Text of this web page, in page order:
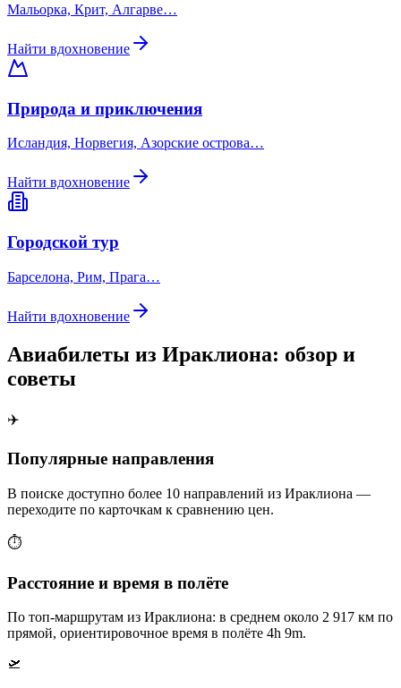
Мальорка, Крит, Алгарве…
Найти вдохновение
Природа и приключения
Исландия, Норвегия, Азорские острова…
Найти вдохновение
Городской тур
Барселона, Рим, Прага…
Найти вдохновение
Авиабилеты из Ираклиона: обзор и
советы
✈️
Популярные направления
В поиске доступно более 10 направлений из Ираклиона —
переходите по карточкам к сравнению цен.
⏱️
Расстояние и время в полёте
По топ-маршрутам из Ираклиона: в среднем около 2 917 км по
прямой, ориентировочное время в полёте 4h 9m.
🛫